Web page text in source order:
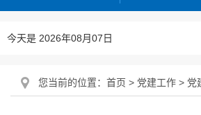
今天是 2026年08月07日
您当前的位置： 首页 > 党建工作 > 党